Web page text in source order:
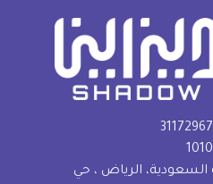
السعودية، الرياض ، حي